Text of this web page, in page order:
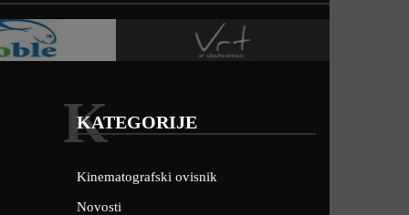
KATEGORIJE
K
Kinematografski ovisnik
Novosti